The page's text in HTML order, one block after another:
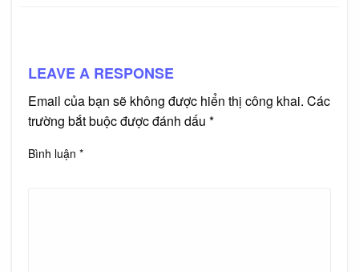
LEAVE A RESPONSE
Email của bạn sẽ không được hiển thị công khai. Các
trường bắt buộc được đánh dấu *
Bình luận *